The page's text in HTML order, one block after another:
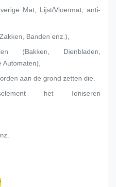
Mat, Lijst/Vloermat, anti-
Banden enz.),
(Bakken, Dienbladen,
aan de grond zetten die.
het Ioniseren